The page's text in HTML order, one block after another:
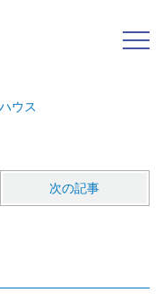
ウス
次の記事